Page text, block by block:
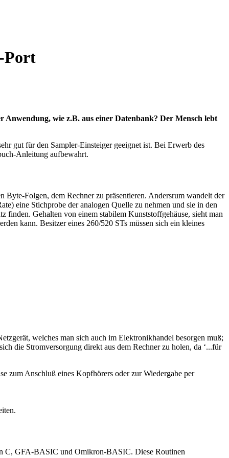
Port
Anwendung, wie z.B. aus einer Datenbank? Der Mensch lebt
gut für den Sampler-Einsteiger geeignet ist. Bei Erwerb des
Anleitung aufbewahrt.
Folgen, dem Rechner zu präsentieren. Andersrum wandelt der
eine Stichprobe der analogen Quelle zu nehmen und sie in den
finden. Gehalten von einem stabilem Kunststoffgehäuse, sieht man
kann. Besitzer eines 260/520 STs müssen sich ein kleines
welches man sich auch im Elektronikhandel besorgen muß;
die Stromversorgung direkt aus dem Rechner zu holen, da ‘...für
zum Anschluß eines Kopfhörers oder zur Wiedergabe per
C, GFA-BASIC und Omikron-BASIC. Diese Routinen